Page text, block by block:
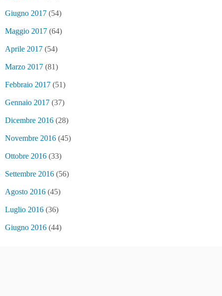
Giugno 2017 (54)
Maggio 2017 (64)
Aprile 2017 (54)
Marzo 2017 (81)
Febbraio 2017 (51)
Gennaio 2017 (37)
Dicembre 2016 (28)
Novembre 2016 (45)
Ottobre 2016 (33)
Settembre 2016 (56)
Agosto 2016 (45)
Luglio 2016 (36)
Giugno 2016 (44)